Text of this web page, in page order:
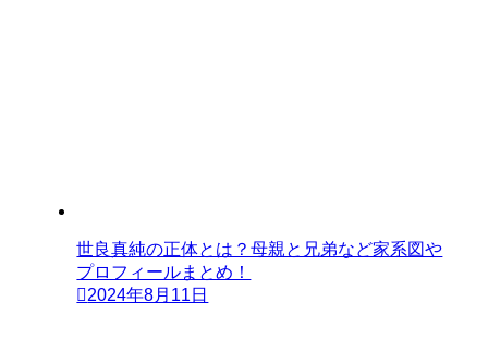
世良真純の正体とは？母親と兄弟など家系図や
プロフィールまとめ！
2024年8月11日